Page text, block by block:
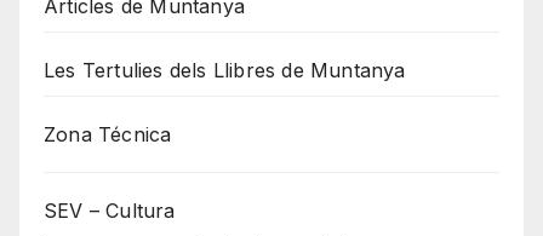
Articles de Muntanya
Les Tertulies dels Llibres de Muntanya
Zona Técnica
SEV – Cultura